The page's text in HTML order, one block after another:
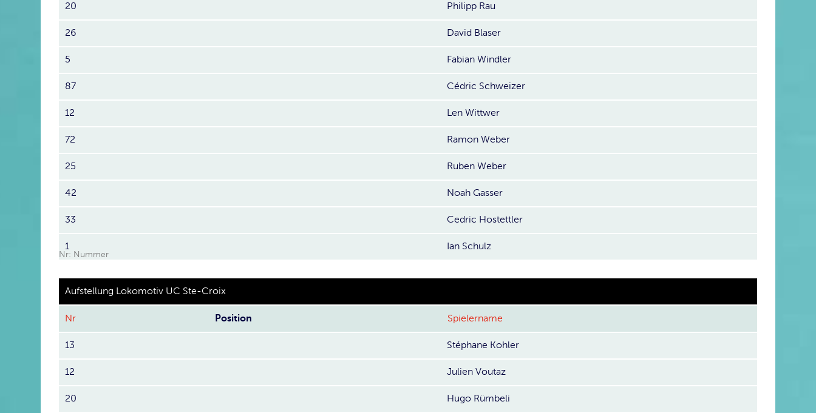
20 Philipp Rau
26 David Blaser
5 Fabian Windler
87 Cédric Schweizer
12 Len Wittwer
72 Ramon Weber
25 Ruben Weber
42 Noah Gasser
33 Cedric Hostettler
1 Ian Schulz
Nr: Nummer
Aufstellung Lokomotiv UC Ste-Croix
Nr Position Spielername
13 Stéphane Kohler
12 Julien Voutaz
20 Hugo Rümbeli